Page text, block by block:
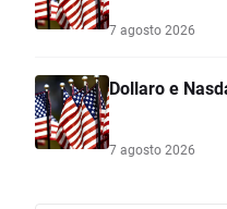
7 agosto 2026
Dollaro e
7 agosto 2026